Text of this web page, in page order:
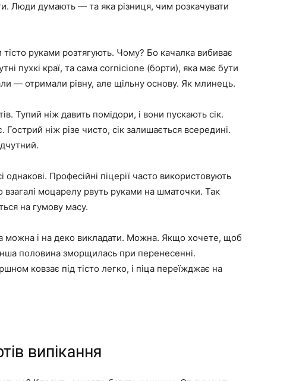
Люди думають — та яка різниця, чим розкачувати
руками розтягують. Чому? Бо качалка вибиває
пухкі краї, та сама cornicione (борти), яка має бути
— отримали рівну, але щільну основу. Як млинець.
Тупий ніж давить помідори, і вони пускають сік.
Гострий ніж різе чисто, сік залишається всередині.
Професійні піцерії часто використовують
моцарелу рвуть руками на шматочки. Так
на гумову масу.
можна і на деко викладати. Можна. Якщо хочете, щоб
половина зморщилась при перенесенні.
ковзає під тісто легко, і піца переїжджає на
випікання